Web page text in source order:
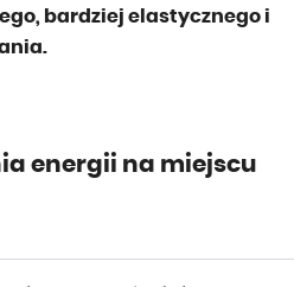
bardziej elastycznego i
energii na miejscu